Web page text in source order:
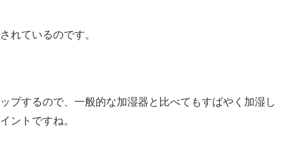
れているのです。
プするので、一般的な加湿器と比べてもすばやく加湿し
ントですね。